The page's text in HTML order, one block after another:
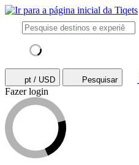
pt / USD Pesquisar
Fazer login